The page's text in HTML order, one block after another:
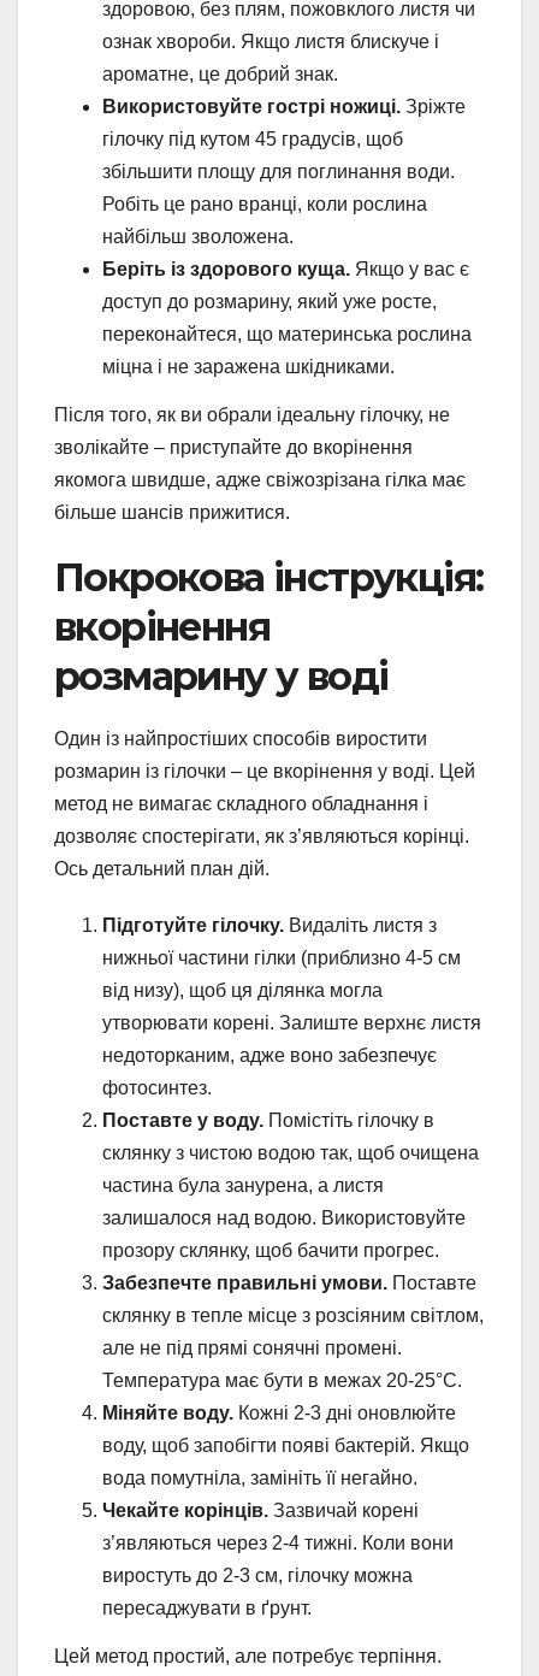
здоровою, без плям, пожовклого листя чи
ознак хвороби. Якщо листя блискуче і
ароматне, це добрий знак.
Використовуйте гострі ножиці. Зріжте
гілочку під кутом 45 градусів, щоб
збільшити площу для поглинання води.
Робіть це рано вранці, коли рослина
найбільш зволожена.
Беріть із здорового куща. Якщо у вас є
доступ до розмарину, який уже росте,
переконайтеся, що материнська рослина
міцна і не заражена шкідниками.
Після того, як ви обрали ідеальну гілочку, не
зволікайте – приступайте до вкорінення
якомога швидше, адже свіжозрізана гілка має
більше шансів прижитися.
Покрокова інструкція:
вкорінення
розмарину у воді
Один із найпростіших способів виростити
розмарин із гілочки – це вкорінення у воді. Цей
метод не вимагає складного обладнання і
дозволяє спостерігати, як з’являються корінці.
Ось детальний план дій.
Підготуйте гілочку. Видаліть листя з
нижньої частини гілки (приблизно 4-5 см
від низу), щоб ця ділянка могла
утворювати корені. Залиште верхнє листя
недоторканим, адже воно забезпечує
фотосинтез.
Поставте у воду. Помістіть гілочку в
склянку з чистою водою так, щоб очищена
частина була занурена, а листя
залишалося над водою. Використовуйте
прозору склянку, щоб бачити прогрес.
Забезпечте правильні умови. Поставте
склянку в тепле місце з розсіяним світлом,
але не під прямі сонячні промені.
Температура має бути в межах 20-25°C.
Міняйте воду. Кожні 2-3 дні оновлюйте
воду, щоб запобігти появі бактерій. Якщо
вода помутніла, замініть її негайно.
Чекайте корінців. Зазвичай корені
з’являються через 2-4 тижні. Коли вони
виростуть до 2-3 см, гілочку можна
пересаджувати в ґрунт.
Цей метод простий, але потребує терпіння.